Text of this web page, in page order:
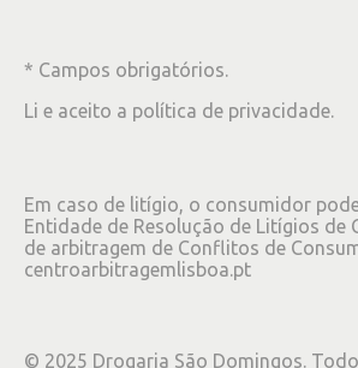
* Campos obrigatórios.
Li e aceito a política de privacidade.
Em caso de litígio, o consumidor
Entidade de Resolução de Litígios de
de arbitragem de Conflitos de
centroarbitragemlisboa.pt
© 2025 Drogaria São Domingos.